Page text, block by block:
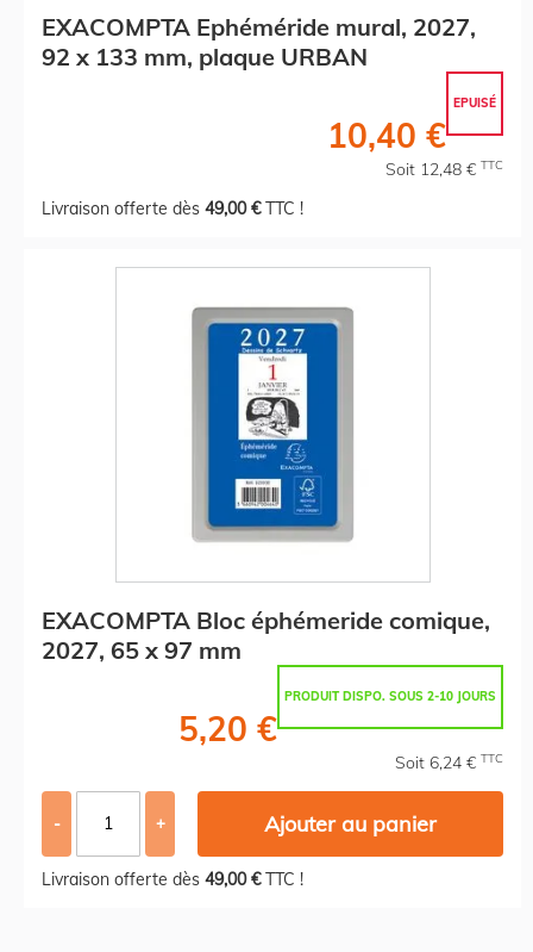
EXACOMPTA Ephéméride mural, 2027,
92 x 133 mm, plaque URBAN
EPUISÉ
10,40 €
Soit 12,48 € TTC
Livraison offerte dès 49,00 €TTC !
EXACOMPTA Bloc éphémeride comique,
2027, 65 x 97 mm
PRODUIT DISPO. SOUS 2-10 JOURS
5,20 €
Soit 6,24 € TTC
- + Ajouter au panier
Livraison offerte dès 49,00 €TTC !